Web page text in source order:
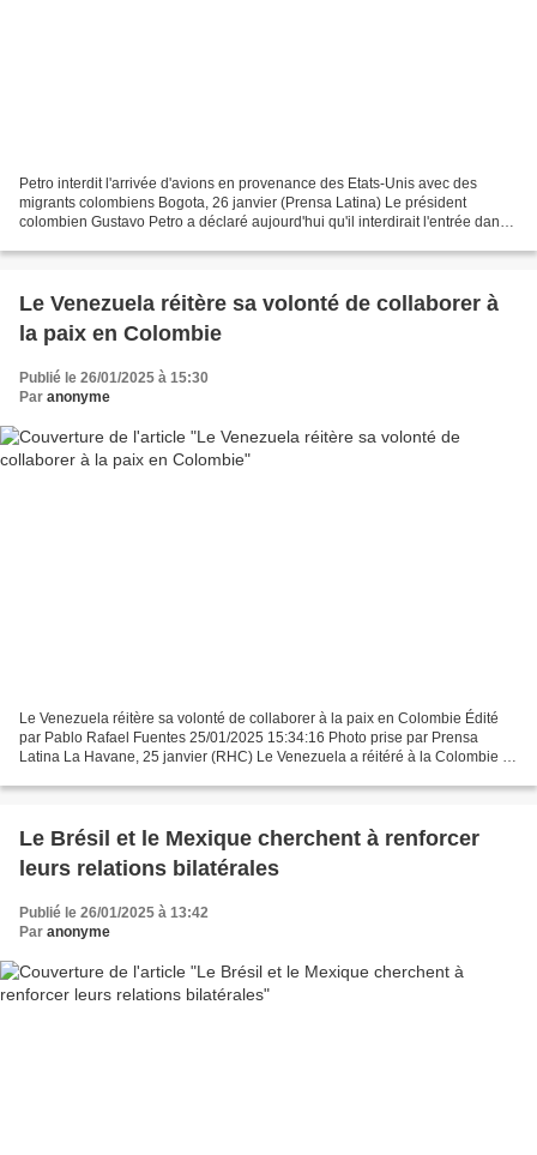
Petro interdit l'arrivée d'avions en provenance des Etats-Unis avec des
migrants colombiens Bogota, 26 janvier (Prensa Latina) Le président
colombien Gustavo Petro a déclaré aujourd'hui qu'il interdirait l'entrée dans
Le Venezuela réitère sa volonté de collaborer à
la paix en Colombie
Publié le 26/01/2025 à 15:30
Par anonyme
Le Venezuela réitère sa volonté de collaborer à la paix en Colombie Édité
par Pablo Rafael Fuentes 25/01/2025 15:34:16 Photo prise par Prensa
Latina La Havane, 25 janvier (RHC) Le Venezuela a réitéré à la Colombie sa
Le Brésil et le Mexique cherchent à renforcer
leurs relations bilatérales
Publié le 26/01/2025 à 13:42
Par anonyme